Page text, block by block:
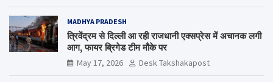
MADHYA PRADESH
त्रिवेंद्रम से दिल्ली आ रही राजधानी एक्सप्रेस में अचानक लगी
आग, फायर ब्रिगेड टीम मौके पर
May 17, 2026 Desk Takshakapost